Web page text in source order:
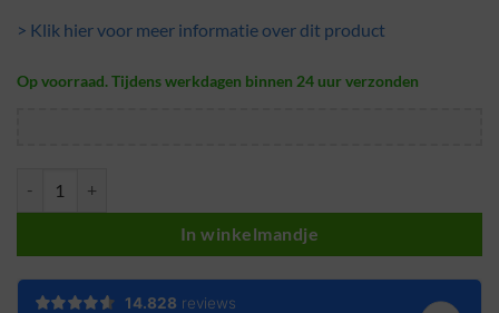
> Klik hier voor meer informatie over dit product
Op voorraad. Tijdens werkdagen binnen 24 uur verzonden
In winkelmandje